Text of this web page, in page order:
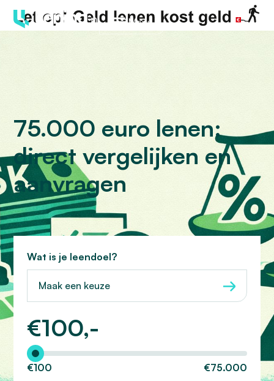
Menu
75.000 euro lenen:
direct vergelijken en
aanvragen
Wat is je leendoel?
Maak een keuze
€100,-
Hoeveel wilt u lenen?
€100 €75.000